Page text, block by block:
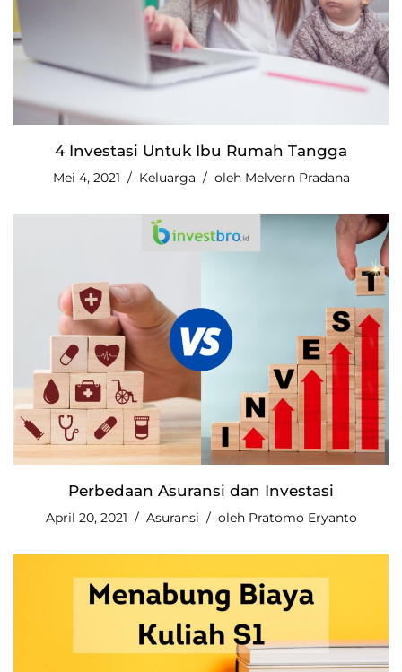
4 Investasi Untuk Ibu Rumah Tangga
Mei 4, 2021 Keluarga oleh Melvern Pradana
Perbedaan Asuransi dan Investasi
April 20, 2021 Asuransi oleh Pratomo Eryanto